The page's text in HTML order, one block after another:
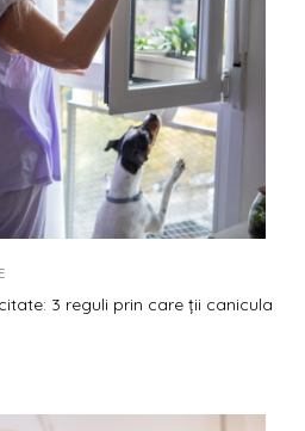
3 reguli prin care ții canicula